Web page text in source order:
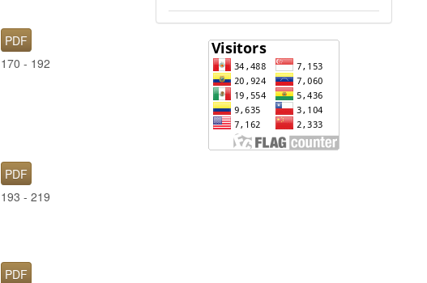
PDF
170 - 192
PDF
193 - 219
PDF